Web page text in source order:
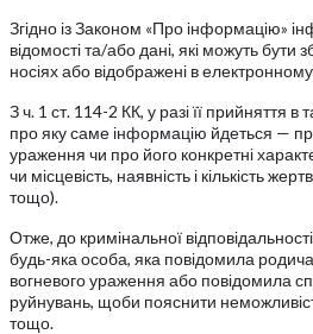
Згідно із Законом «Про інформацію»
відомості та/або дані, які можуть бути
носіях або відображені в електронному
З ч. 1 ст. 114-2 КК, у разі її прийняття в
про яку саме інформацію йдеться —
ураження чи про його конкретні
чи місцевість, наявність і кількість
тощо).
Отже, до кримінальної
будь-яка особа, яка повідомила
вогневого ураження або повідомила
руйнувань, щоби пояснити
тощо.